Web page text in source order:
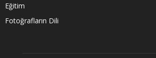
Eğitim
Fotoğrafların Dili